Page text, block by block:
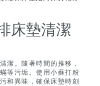
床墊清潔
潔。隨著時間的推移，
等污垢。使用小蘇打粉
和異味，確保床墊時刻